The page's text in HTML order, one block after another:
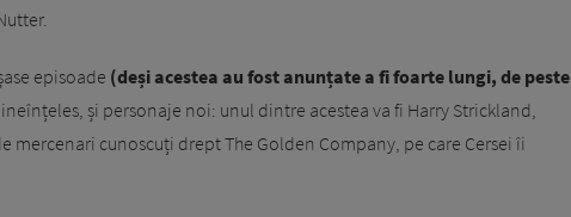
episoade (deși acestea au fost anunțate a fi foarte lungi, de peste
și personaje noi: unul dintre acestea va fi Harry Strickland,
mercenari cunoscuți drept The Golden Company, pe care Cersei îi